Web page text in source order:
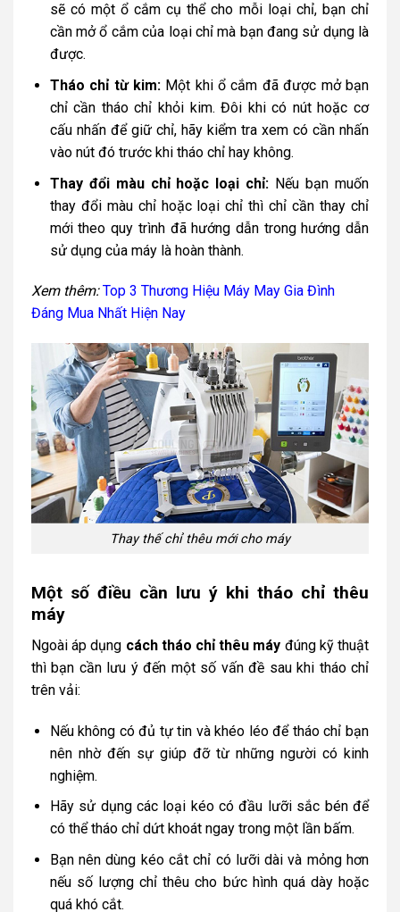
sẽ có một ổ cắm cụ thể cho mỗi loại chỉ, bạn chỉ
cần mở ổ cắm của loại chỉ mà bạn đang sử dụng là
được.
Tháo chỉ từ kim:Một khi ổ cắm đã được mở bạn
chỉ cần tháo chỉ khỏi kim. Đôi khi có nút hoặc cơ
cấu nhấn để giữ chỉ, hãy kiểm tra xem có cần nhấn
vào nút đó trước khi tháo chỉ hay không.
Thay đổi màu chỉ hoặc loại chỉ: Nếu bạn muốn
thay đổi màu chỉ hoặc loại chỉ thì chỉ cần thay chỉ
mới theo quy trình đã hướng dẫn trong hướng dẫn
sử dụng của máy là hoàn thành.
Xem thêm: Top 3 Thương Hiệu Máy May Gia Đình
Đáng Mua Nhất Hiện Nay
Thay thế chỉ thêu mới cho máy
Một số điều cần lưu ý khi tháo chỉ thêu
máy
Ngoài áp dụng cách tháo chỉ thêu máy đúng kỹ thuật
thì bạn cần lưu ý đến một số vấn đề sau khi tháo chỉ
trên vải:
Nếu không có đủ tự tin và khéo léo để tháo chỉ bạn
nên nhờ đến sự giúp đỡ từ những người có kinh
nghiệm.
Hãy sử dụng các loại kéo có đầu lưỡi sắc bén để
có thể tháo chỉ dứt khoát ngay trong một lần bấm.
Bạn nên dùng kéo cắt chỉ có lưỡi dài và mỏng hơn
nếu số lượng chỉ thêu cho bức hình quá dày hoặc
quá khó cắt.